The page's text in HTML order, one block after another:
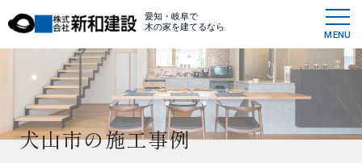
愛知・岐阜で
木の家を建てるなら
MENU
犬山市の施工事例